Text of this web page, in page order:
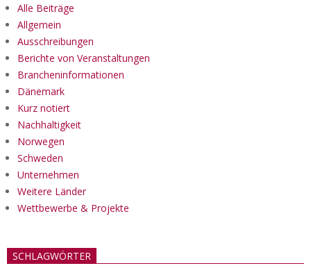
Alle Beiträge
Allgemein
Ausschreibungen
Berichte von Veranstaltungen
Brancheninformationen
Dänemark
Kurz notiert
Nachhaltigkeit
Norwegen
Schweden
Unternehmen
Weitere Länder
Wettbewerbe & Projekte
SCHLAGWÖRTER